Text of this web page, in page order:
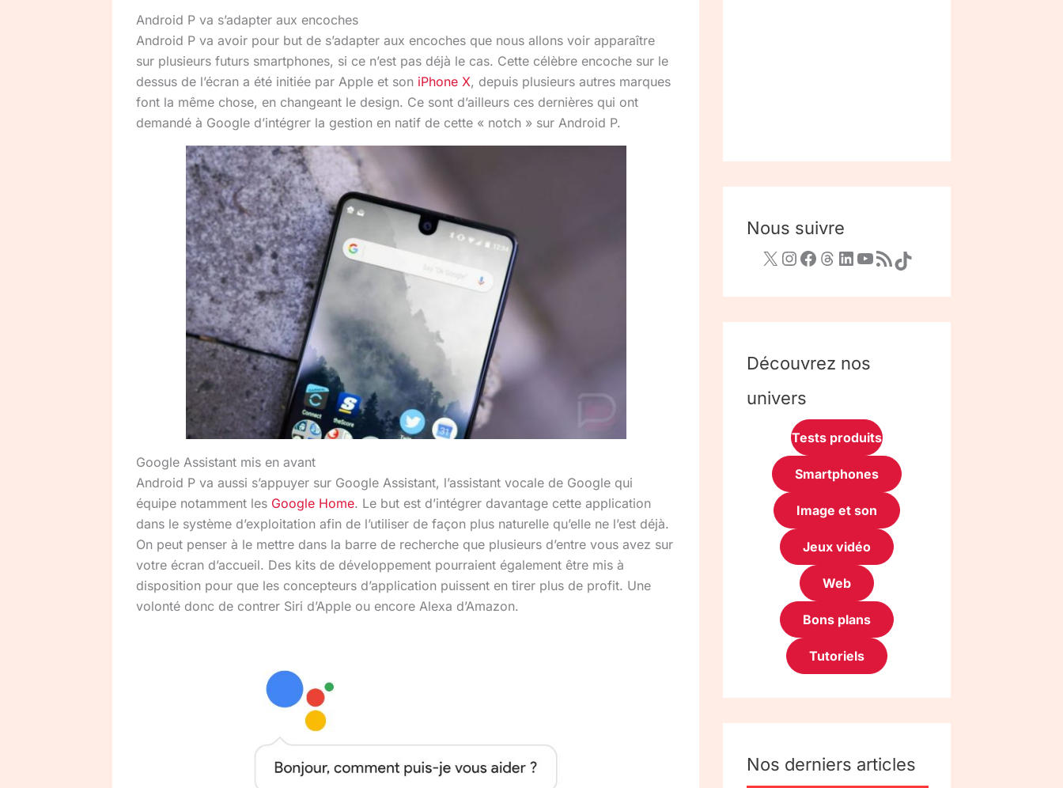
Android P va s’adapter aux encoches
Android P va avoir pour but de s’adapter aux encoches que nous allons voir apparaître
sur plusieurs futurs smartphones, si ce n’est pas déjà le cas. Cette célèbre encoche sur le
dessus de l’écran a été initiée par Apple et son iPhone X, depuis plusieurs autres marques
font la même chose, en changeant le design. Ce sont d’ailleurs ces dernières qui ont
demandé à Google d’intégrer la gestion en natif de cette « notch » sur Android P.
Google Assistant mis en avant
Android P va aussi s’appuyer sur Google Assistant, l’assistant vocale de Google qui
équipe notamment les Google Home. Le but est d’intégrer davantage cette application
dans le système d’exploitation afin de l’utiliser de façon plus naturelle qu’elle ne l’est déjà.
On peut penser à le mettre dans la barre de recherche que plusieurs d’entre vous avez sur
votre écran d’accueil. Des kits de développement pourraient également être mis à
disposition pour que les concepteurs d’application puissent en tirer plus de profit. Une
volonté donc de contrer Siri d’Apple ou encore Alexa d’Amazon.
Nous suivre
Découvrez nos
univers
Tests produits
Smartphones
Image et son
Jeux vidéo
Web
Bons plans
Tutoriels
Nos derniers articles